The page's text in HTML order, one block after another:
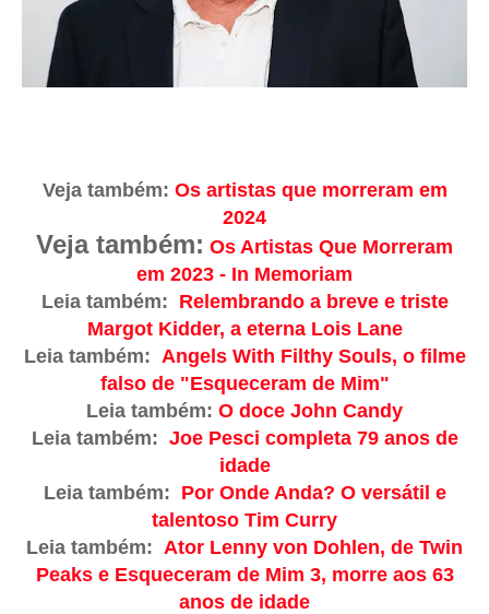
Veja também: Os artistas que morreram em
2024
Veja também: Os Artistas Que Morreram
em 2023 - In Memoriam
Leia também: Relembrando a breve e triste
Margot Kidder, a eterna Lois Lane
Leia também: Angels With Filthy Souls, o filme
falso de "Esqueceram de Mim"
Leia também: O doce John Candy
Leia também: Joe Pesci completa 79 anos de
idade
Leia também: Por Onde Anda? O versátil e
talentoso Tim Curry
Leia também: Ator Lenny von Dohlen, de Twin
Peaks e Esqueceram de Mim 3, morre aos 63
anos de idade